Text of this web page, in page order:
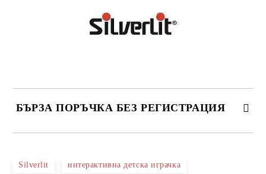
БЪРЗА ПОРЪЧКА БЕЗ РЕГИСТРАЦИЯ
Silverlit интерактивна детска играчка